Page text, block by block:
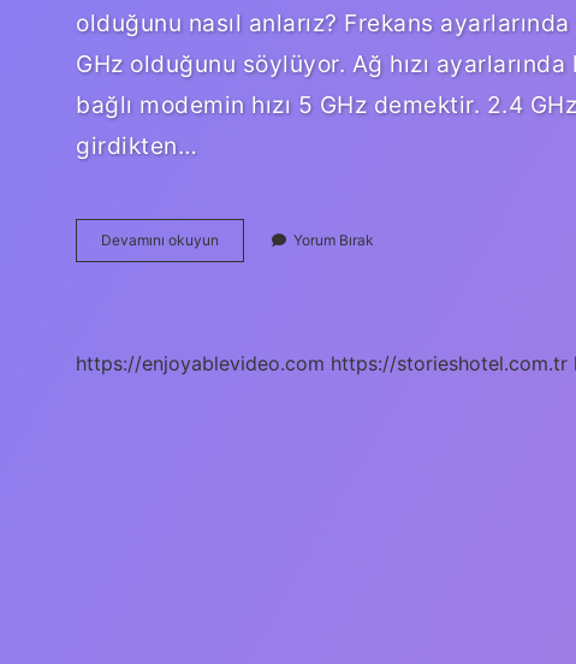
olduğunu nasıl anlarız? Frekans
GHz olduğunu söylüyor. Ağ hızı
bağlı modemin hızı 5 GHz demektir. 2.4
girdikten…
Devamını okuyun
Ghz
Yorum Bırak
https://enjoyablevideo.com https://storieshotel.com.tr